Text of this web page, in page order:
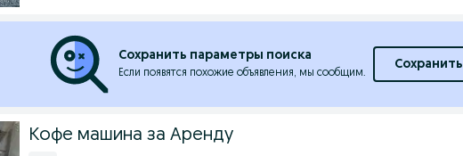
Сохранить параметры поиска
Если появятся похожие объявления, мы сообщим.
Сохранить
Кофе машина за Аренду